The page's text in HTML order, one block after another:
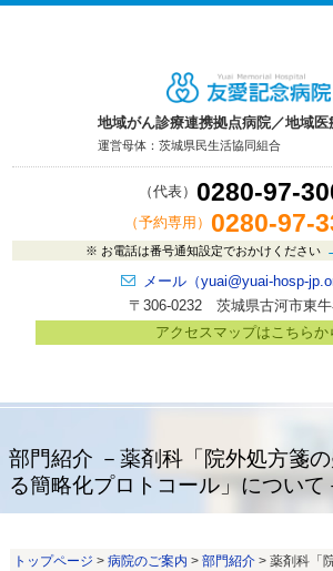
地域がん診療連携拠点病院／地域医
運営母体：茨城県民生活協同組合
（代表） 0280-97-
（予約専用） 0280-97-
お電話は番号通知設定でおかけください
メール（yuai@yuai-hosp-
〒306-0232 茨城県古河市東牛
アクセスマップはこちらか
部門紹介 －薬剤科「院外処方箋
る簡略化プロトコール」について
トップページ > 病院のご案内 > 部門紹介> 薬剤科「